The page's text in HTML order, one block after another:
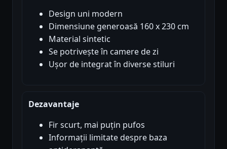
Design uni modern
Dimensiune generoasă 160 x 230 cm
Material sintetic
Se potrivește în camere de zi
Ușor de integrat în diverse stiluri
Dezavantaje
Fir scurt, mai puțin pufos
Informații limitate despre baza